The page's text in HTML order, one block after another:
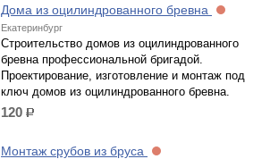
Дома из оцилиндрованного бревна
Екатеринбург
Строительство домов из оцилиндрованного
бревна профессиональной бригадой.
Проектирование, изготовление и монтаж под
ключ домов из оцилиндрованного бревна.
120 р.
Монтаж срубов из бруса